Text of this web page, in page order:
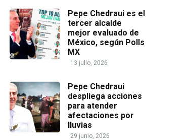
Pepe Chedraui es el
tercer alcalde
mejor evaluado de
México, según Polls
MX
13 julio, 2026
Pepe Chedraui
despliega acciones
para atender
afectaciones por
lluvias
29 junio, 2026